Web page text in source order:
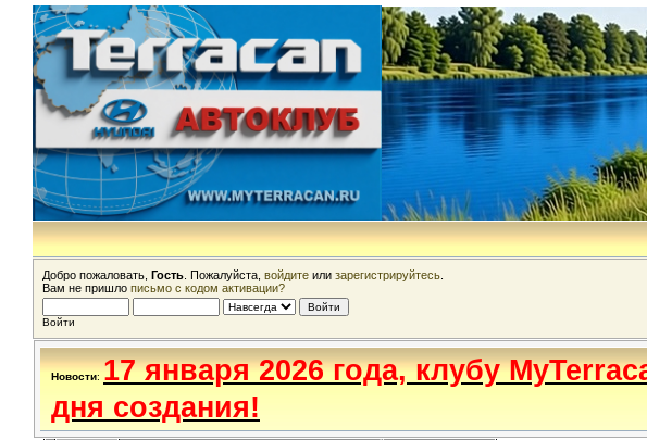
Добро пожаловать, Гость . Пожалуйста, войдите или зарегистрируйтесь
Вам не пришло письмо с кодом активации?
Войти
Новости: 17 января 2026 года, клубу
дня создания!